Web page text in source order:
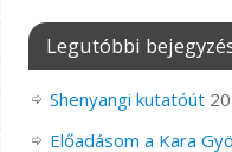
Legutóbbi
Shenyangi kutatóút
Előadásom a Kara